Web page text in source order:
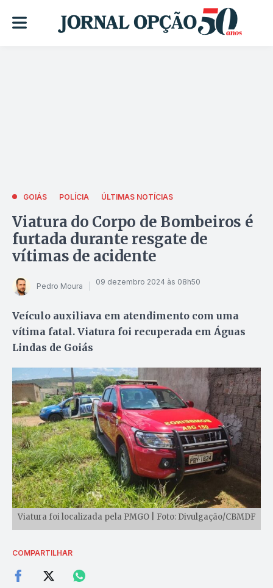
GOIÁS POLÍCIA ÚLTIMAS NOTÍCIAS
Viatura do Corpo de Bombeiros é
furtada durante resgate de
vítimas de acidente
Pedro Moura 09 dezembro 2024 às 08h50
Veículo auxiliava em atendimento com uma
vítima fatal. Viatura foi recuperada em Águas
Lindas de Goiás
Viatura foi localizada pela PMGO | Foto: Divulgação/CBMDF
COMPARTILHAR